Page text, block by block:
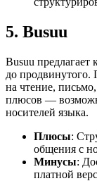
5. Busuu
Busuu
до продвинутого.
на чтение,
плюсов —
носителей языка.
Плюсы:
общения с
Минусы:
платной